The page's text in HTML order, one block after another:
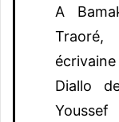
A
Traoré,
Diallo